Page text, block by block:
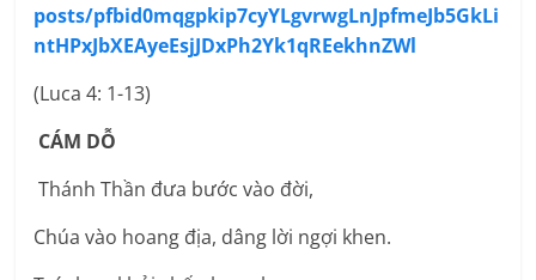
posts/pfbid0mqgpkip7cyYLgvrwgLnJpfmeJb5GkLi
ntHPxJbXEAyeEsjJDxPh2Yk1qREekhnZWl
(Luca 4: 1-13)
CÁM DỖ
Thánh Thần đưa bước vào đời,
Chúa vào hoang địa, dâng lời ngợi khen.